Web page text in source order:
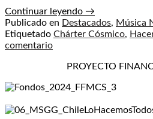
Continuar leyendo →
Publicado en Destacados, Música
Etiquetado Chárter Cósmico,
comentario
PROYECTO